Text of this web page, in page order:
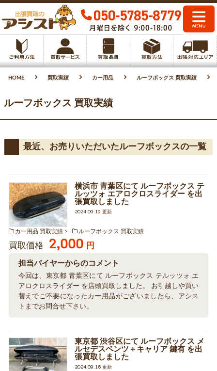
HOME 買取実績 カー用品 ルーフボックス 買取実績
ルーフボックス 買取実績
最近、お売りいただいたルーフボックスの一覧
横浜市 青葉区にて ルーフボックス テ
ルッツォ エアロクロスライダー を出
張買取しました
2024.09.19 更新
カー用品 買取実績 ルーフボックス 買取実績
買取価格 2,000 円
担当バイヤーからのコメント
今回は、東京都 青葉区にて ルーフボックス テルッツォ エ
アロクロスライダー を店頭買取しました。 お引越しや買い
替えでご不要になったカー用品がございましたら、アシス
トまでお問合せ下さい。
東京都 渋谷区にて ルーフボックス メ
ルセデスベンツ＋キャリア 鍵有 を出
張買取しました
2024.09.16 更新